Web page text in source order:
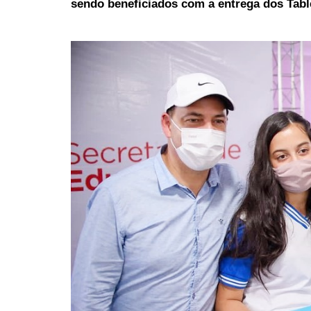
sendo beneficiados com a entrega dos